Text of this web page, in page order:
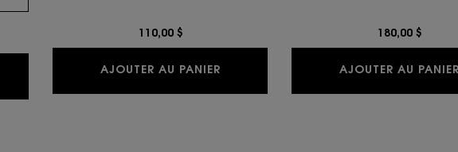
110,00 $
AJOUTER AU PANIER PURE SHOTS LOTION-EN-ESSENCE
180,00 $
AJOUTER AU PANIER